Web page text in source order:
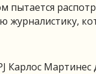
пытается
Карлос